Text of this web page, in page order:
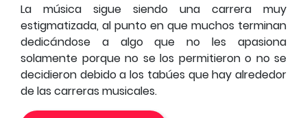
La música sigue siendo una carrera muy
estigmatizada, al punto en que muchos terminan
dedicándose a algo que no les apasiona
solamente porque no se los permitieron o no se
decidieron debido a los tabúes que hay alrededor
de las carreras musicales.